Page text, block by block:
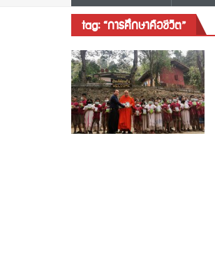
tag: “การศึกษาคือชีวิต”